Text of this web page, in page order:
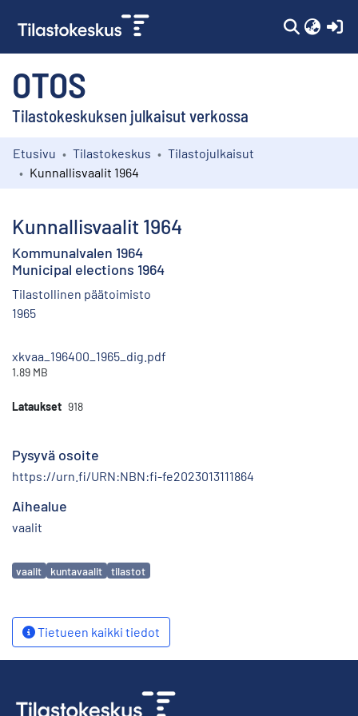
OTOS
Tilastokeskuksen julkaisut verkossa
Kokoelmat
Etusivu Tilastokeskus
Tilastojulkaisut
Kunnallisvaalit 1964
Kunnallisvaalit 1964
Kommunalvalen 1964
Municipal elections 1964
Tilastollinen päätoimisto
1965
xkvaa_196400_1965_dig.pdf
1.89 MB
Lataukset 918
Pysyvä osoite
https://urn.fi/URN:NBN:fi-fe2023013111864
Aihealue
vaalit
Avainsanat
vaalit kuntavaalit tilastot
Tietueen kaikki tiedot